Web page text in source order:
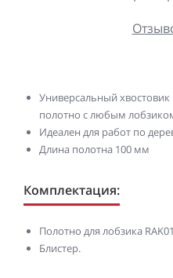
Универсальный хвостовик
полотно с любым
Идеален для работ по
Длина полотна 100 мм
Комплектация:
Полотно для лобзика
Блистер.